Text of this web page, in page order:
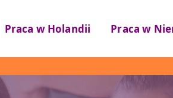
Praca w Holandii Praca w